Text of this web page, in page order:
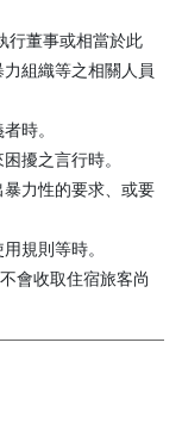
行董事或相當於此
組織等之相關人員
時。
擾之言行時。
力性的要求、或要
規則等時。
會收取住宿旅客尚